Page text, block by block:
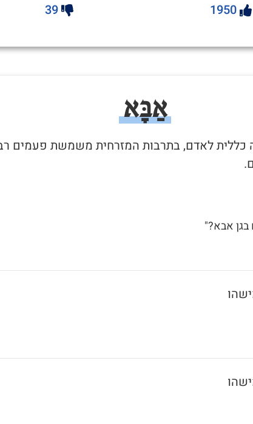
1950
39
אַבָּא
כללית לאדם, בתרבות המזרחית משמשת פעמים
בגן אבא?"